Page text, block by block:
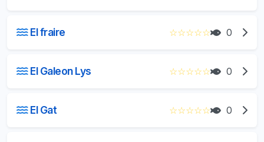
El fraire ☆☆☆☆☆ 0
El Galeon Lys ☆☆☆☆☆ 0
El Gat ☆☆☆☆☆ 0